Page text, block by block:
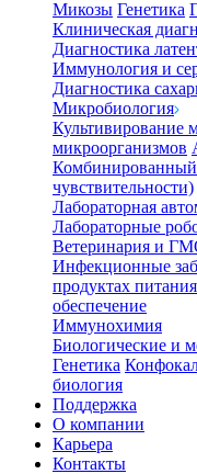
Микозы Генетика
Клиническая
Диагностика
Иммунология и
Диагностика
Микробиология
Культивирование
микроорганизмов
Комбинированный
чувствительности)
Лабораторная
Лабораторные
Ветеринария и
Инфекционные
продуктах питания
обеспечение
Иммунохимия
Биологические и
Генетика
биология
Поддержка
О компании
Карьера
Контакты